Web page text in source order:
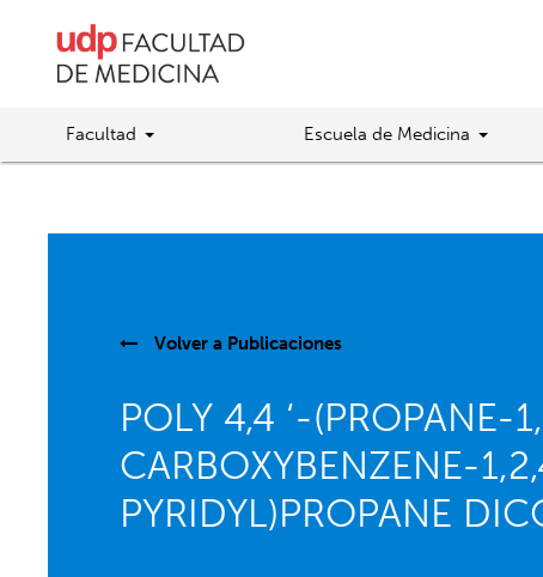
Facultad Escuela de Medicina
Volver a Publicaciones
POLY 4,4 ‘-
CARBOXYBENZENE-
PYRIDYL)PROPANE